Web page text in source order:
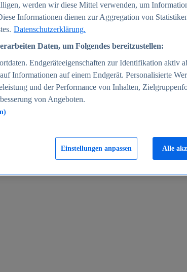
2005-2025
werden wir diese Mittel verwenden, um
Informationen dienen zur Aggregation von
Datenschutzerklärung.
Daten, um Folgendes bereitzustellen:
Endgeräteeigenschaften zur Identifikation aktiv
Informationen auf einem Endgerät. Personalisierte
und der Performance von Inhalten,
von Angeboten.
Einstellungen anpassen Alle